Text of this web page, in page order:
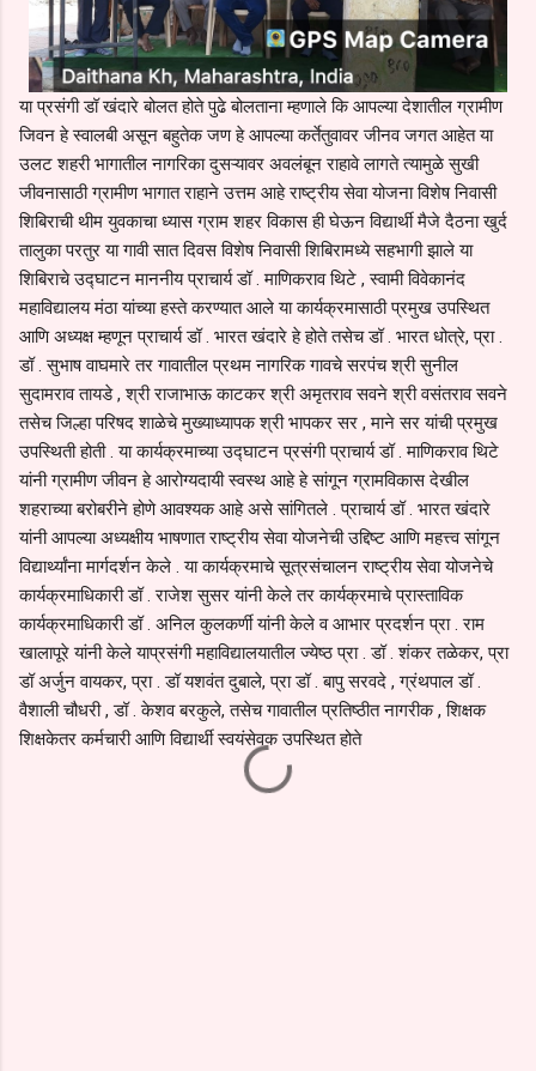
या प्रसंगी डॉ खंदारे बोलत होते पुढे बोलताना म्हणाले कि आपल्या देशातील ग्रामीण
जिवन हे स्वालबी असून बहुतेक जण हे आपल्या कर्तेतुवावर जीनव जगत आहेत या
उलट शहरी भागातील नागरिका दुसऱ्यावर अवलंबून राहावे लागते त्यामुळे सुखी
जीवनासाठी ग्रामीण भागात राहाने उत्तम आहे राष्ट्रीय सेवा योजना विशेष निवासी
शिबिराची थीम युवकाचा ध्यास ग्राम शहर विकास ही घेऊन विद्यार्थी मैजे दैठना खुर्द
तालुका परतुर या गावी सात दिवस विशेष निवासी शिबिरामध्ये सहभागी झाले या
शिबिराचे उद्घाटन माननीय प्राचार्य डॉ . माणिकराव थिटे , स्वामी विवेकानंद
महाविद्यालय मंठा यांच्या हस्ते करण्यात आले या कार्यक्रमासाठी प्रमुख उपस्थित
आणि अध्यक्ष म्हणून प्राचार्य डॉ . भारत खंदारे हे होते तसेच डॉ . भारत धोत्रे, प्रा .
डॉ . सुभाष वाघमारे तर गावातील प्रथम नागरिक गावचे सरपंच श्री सुनील
सुदामराव तायडे , श्री राजाभाऊ काटकर श्री अमृतराव सवने श्री वसंतराव सवने
तसेच जिल्हा परिषद शाळेचे मुख्याध्यापक श्री भापकर सर , माने सर यांची प्रमुख
उपस्थिती होती . या कार्यक्रमाच्या उद्घाटन प्रसंगी प्राचार्य डॉ . माणिकराव थिटे
यांनी ग्रामीण जीवन हे आरोग्यदायी स्वस्थ आहे हे सांगून ग्रामविकास देखील
शहराच्या बरोबरीने होणे आवश्यक आहे असे सांगितले . प्राचार्य डॉ . भारत खंदारे
यांनी आपल्या अध्यक्षीय भाषणात राष्ट्रीय सेवा योजनेची उद्दिष्ट आणि महत्त्व सांगून
विद्यार्थ्यांना मार्गदर्शन केले . या कार्यक्रमाचे सूत्रसंचालन राष्ट्रीय सेवा योजनेचे
कार्यक्रमाधिकारी डॉ . राजेश सुसर यांनी केले तर कार्यक्रमाचे प्रास्ताविक
कार्यक्रमाधिकारी डॉ . अनिल कुलकर्णी यांनी केले व आभार प्रदर्शन प्रा . राम
खालापूरे यांनी केले याप्रसंगी महाविद्यालयातील ज्येष्ठ प्रा . डॉ . शंकर तळेकर, प्रा
डॉ अर्जुन वायकर, प्रा . डॉ यशवंत दुबाले, प्रा डॉ . बापु सरवदे , ग्रंथपाल डॉ .
वैशाली चौधरी , डॉ . केशव बरकुले, तसेच गावातील प्रतिष्ठीत नागरीक , शिक्षक
शिक्षकेतर कर्मचारी आणि विद्यार्थी स्वयंसेवक उपस्थित होते